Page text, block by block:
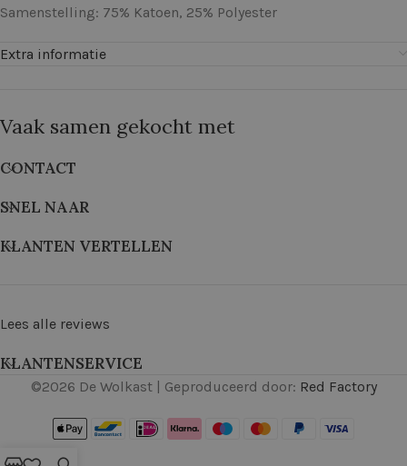
Samenstelling: 75% Katoen, 25% Polyester
Extra informatie
Vaak samen gekocht met
CONTACT
SNEL NAAR
KLANTEN VERTELLEN
Lees alle reviews
KLANTENSERVICE
©2026 De Wolkast | Geproduceerd door: Red Factory